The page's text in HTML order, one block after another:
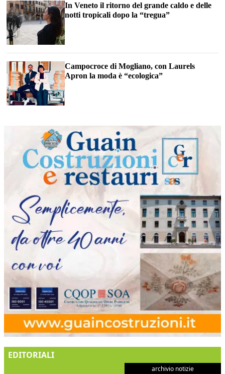
In Veneto il ritorno del grande caldo e delle
notti tropicali dopo la “tregua”
Campocroce di Mogliano, con Laurels
Apron la moda è “ecologica”
EDITORIALI
archivio notizie